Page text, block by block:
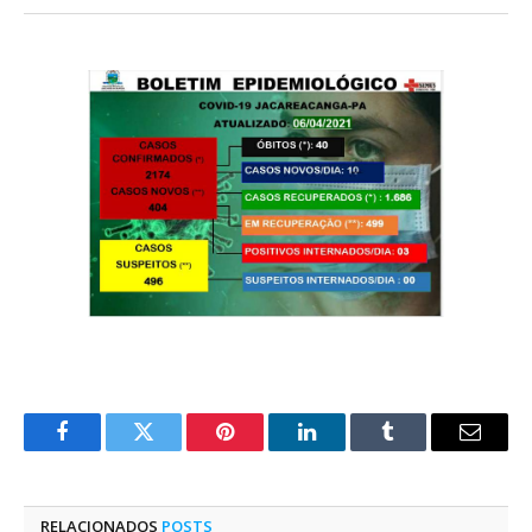
FacebookTwitter Pinterest O
Tumblr
E-
RELACIONADOS POSTS